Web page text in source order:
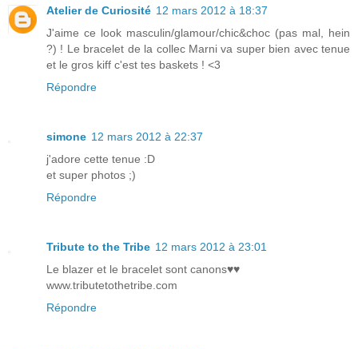
Atelier de Curiosité 12 mars 2012 à 18:37
J'aime ce look masculin/glamour/chic&choc (pas mal, hein
?) ! Le bracelet de la collec Marni va super bien avec tenue
et le gros kiff c'est tes baskets ! <3
Répondre
simone 12 mars 2012 à 22:37
j'adore cette tenue :D
et super photos ;)
Répondre
Tribute to the Tribe 12 mars 2012 à 23:01
Le blazer et le bracelet sont canons♥♥
www.tributetothetribe.com
Répondre